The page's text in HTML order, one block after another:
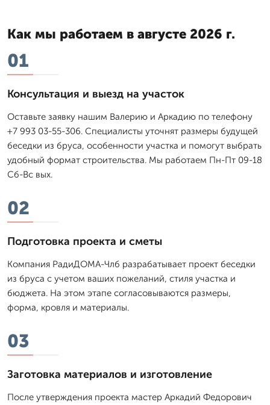
Как мы работаем в августе 2026 г.
01
Консультация и выезд на участок
Оставьте заявку нашим Валерию и Аркадию по телефону
+7 993 03-55-306. Специалисты уточнят размеры будущей
беседки из бруса, особенности участка и помогут выбрать
удобный формат строительства. Мы работаем Пн-Пт 09-18
Сб-Вс вых.
02
Подготовка проекта и сметы
Компания РадиДОМА-Члб разрабатывает проект беседки
из бруса с учетом ваших пожеланий, стиля участка и
бюджета. На этом этапе согласовываются размеры,
форма, кровля и материалы.
03
Заготовка материалов и изготовление
После утверждения проекта мастер Аркадий Федорович